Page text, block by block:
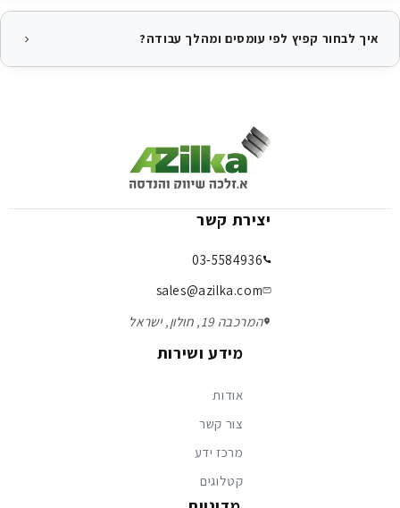
איך לבחור קפיץ לפי עומסים ומהלך עבודה?
יצירת קשר
03-5584936
sales@azilka.com
המרכבה 19, חולון, ישראל
מידע ושירות
אודות
צור קשר
מרכז ידע
קטלוגים